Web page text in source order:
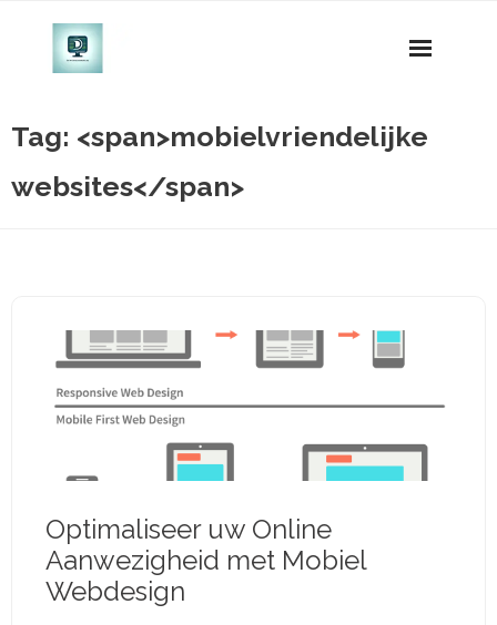
Tag: <span>mobielvriendelijke
websites</span>
Optimaliseer uw Online
Aanwezigheid met Mobiel
Webdesign